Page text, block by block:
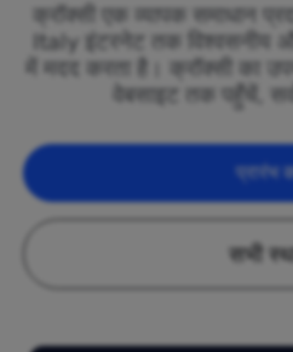
क्रॉक्सी एक व्यापक समाधान
Italy इंटरनेट तक विश्वसनीय
में मदद करता है। क्रॉक्सी का
वेबसाइट तक पहुँचें,
प्रारंभ
सभी